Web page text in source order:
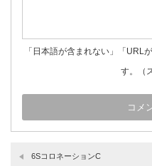
「日本語が含まれない」「URL
す。（
6SコロネーションC